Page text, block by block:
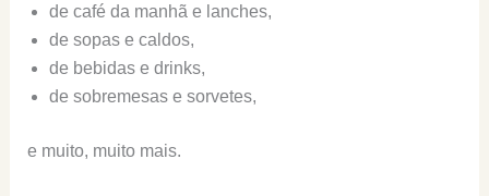
de café da manhã e lanches,
de sopas e caldos,
de bebidas e drinks,
de sobremesas e sorvetes,
e muito, muito mais.